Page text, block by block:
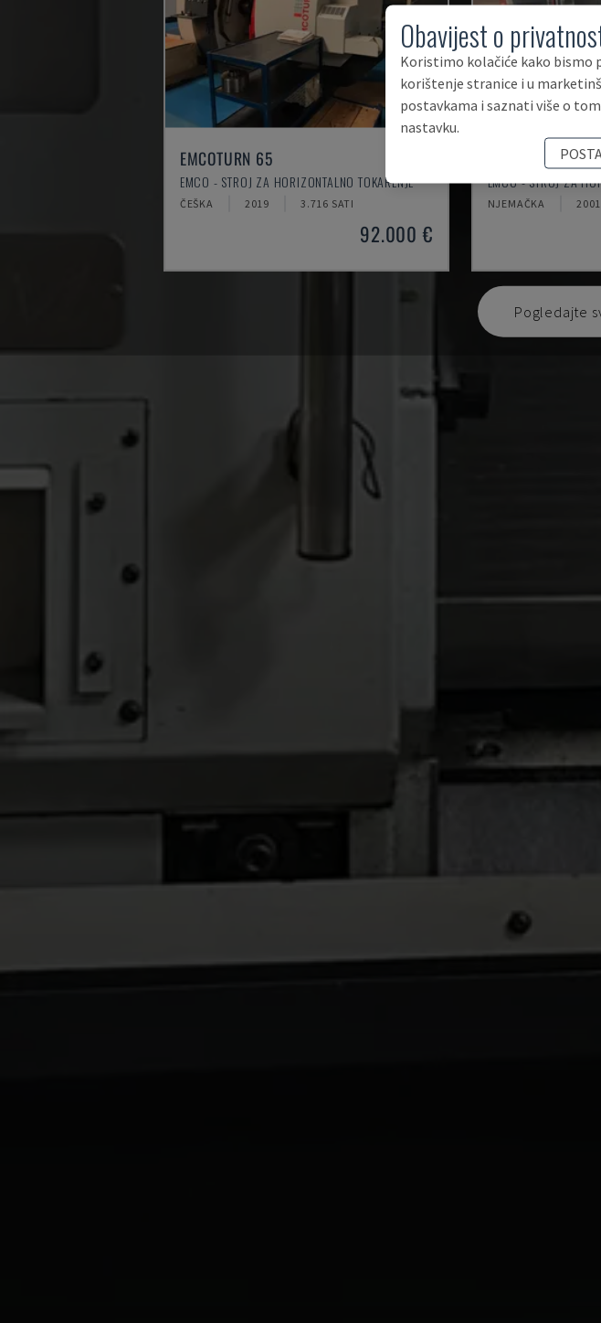
EMCOTURN 65
EMCO - STROJ ZA HORIZONTALNO TOKARENJE
ČEŠKA 2019 3.716 SATI
92.000 €
EMCOMAT
EMCO - STROJ ZA
NJEMAČKA 2001
Pogledajte
Obavijest o
Koristimo kolačiće kako bismo
korištenje stranice i u
postavkama i saznati više o
nastavku.